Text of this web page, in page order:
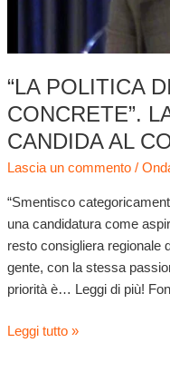
“LA POLITICA
CONCRETE”.
CANDIDA AL
Lascia un commento /
“Smentisco
una candidatura come
resto consigliera regionale
gente, con la stessa
priorità è… Leggi di più!
al
comunale
Leggi tutto »